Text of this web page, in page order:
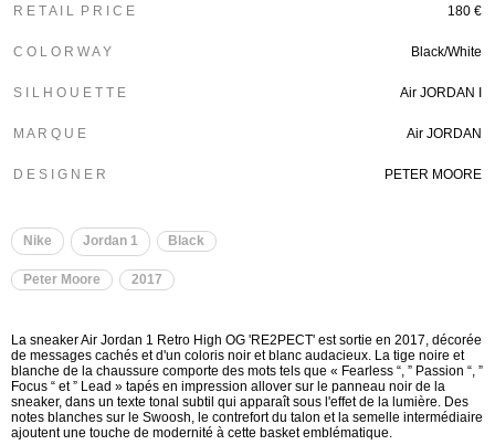
R E T A I L P R I C E 180 €
C O L O R W A Y Black/White
S I L H O U E T T E Air JORDAN I
M A R Q U E Air JORDAN
D E S I G N E R PETER MOORE
Nike Jordan 1 Black
Peter Moore 2017
La sneaker Air Jordan 1 Retro High OG 'RE2PECT' est sortie en 2017, décorée
de messages cachés et d'un coloris noir et blanc audacieux. La tige noire et
blanche de la chaussure comporte des mots tels que « Fearless “, ” Passion “, ”
Focus “ et ” Lead » tapés en impression allover sur le panneau noir de la
sneaker, dans un texte tonal subtil qui apparaît sous l'effet de la lumière. Des
notes blanches sur le Swoosh, le contrefort du talon et la semelle intermédiaire
ajoutent une touche de modernité à cette basket emblématique.